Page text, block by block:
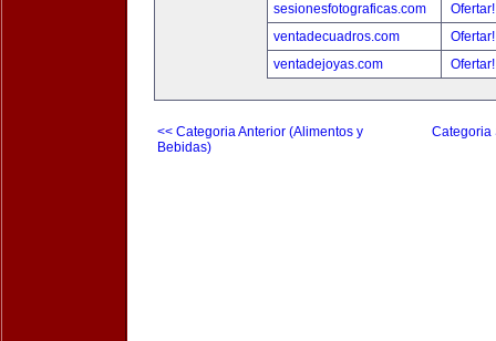
sesionesfotograficas.com
ventadecuadros.com
ventadejoyas.com
<< Categoria Anterior (Alimentos y
Bebidas)
Categoria